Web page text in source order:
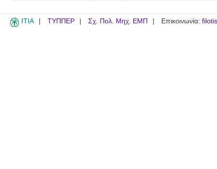
ITIA ΤΥΠΠΕΡ Σχ. Πολ. Μηχ. ΕΜΠ Επικοινωνία: